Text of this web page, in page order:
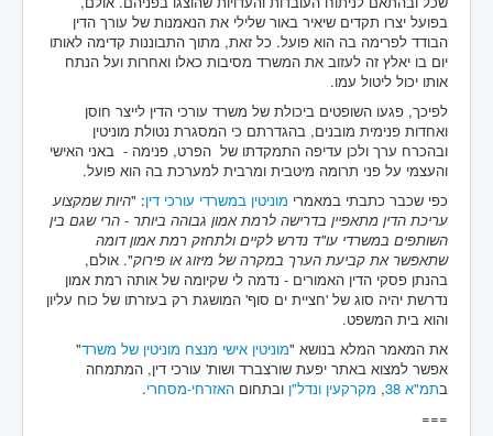
בפועל יצרו תקדים שיאיר באור שלילי את הנאמנות של עורך הדין
הבודד לפרימה בה הוא פועל. כל זאת, מתוך התבוננות קדימה לאותו
יום בו יאלץ זה לעזוב את המשרד מסיבות כאלו ואחרות ועל הנתח
אותו יכול ליטול עמו.
לפיכך, פגעו השופטים ביכולת של משרד עורכי הדין לייצר חוסן
ואחדות פנימית מובנים, בהגדרתם כי המסגרת נטולת מוניטין
ובהכרח ערך ולכן עדיפה התמקדתו של הפרט, פנימה - באני האישי
והעצמי על פני תרומה מיטבית ומרבית למערכת בה הוא פועל.
כפי שכבר כתבתי במאמרי מוניטין במשרדי עורכי דין: "היות שמקצוע
עריכת הדין מתאפיין בדרישה לרמת אמון גבוהה ביותר - הרי שגם בין
השותפים במשרדי עו"ד נדרש לקיים ולתחזק רמת אמון דומה
שתאפשר את קביעת הערך במקרה של מיזוג או פירוק". אולם,
בהנתן פסקי הדין האמורים - נדמה לי שקיומה של אותה רמת אמון
נדרשת יהיה סוג של 'חציית ים סוף' המושגת רק בעזרתו של כוח עליון
והוא בית המשפט.
את המאמר המלא בנושא "מוניטין אישי מנצח מוניטין של משרד"
אפשר למצוא באתר יפעת שורצברד ושות' עורכי דין, המתמחה
בתמ"א 38 , מקרקעין ונדל"ן ובתחום האזרחי-מסחרי.
===